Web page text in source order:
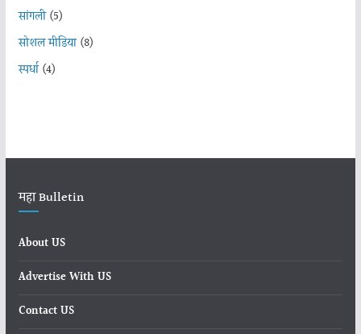
सांगली(5)
सोशल मीडिया(8)
स्पर्धा(4)
महा Bulletin
About US
Advertise With US
Contact US